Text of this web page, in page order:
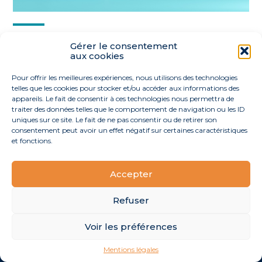
Gérer le consentement
aux cookies
Pour offrir les meilleures expériences, nous utilisons des technologies
telles que les cookies pour stocker et/ou accéder aux informations des
appareils. Le fait de consentir à ces technologies nous permettra de
traiter des données telles que le comportement de navigation ou les ID
uniques sur ce site. Le fait de ne pas consentir ou de retirer son
consentement peut avoir un effet négatif sur certaines caractéristiques
et fonctions.
Accepter
Refuser
Voir les préférences
Mentions légales
FaceBook
TwitterLinkedIn
40 route de l’Océan 44170 La Grigonnais Linkedin
MENTIONS LÉGALES
Conception et réalisation